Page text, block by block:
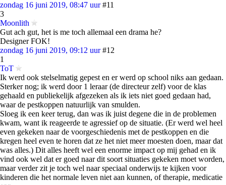
zondag 16 juni 2019, 08:47 uur #11
3
Moonlith
Gut ach gut, het is me toch allemaal een drama he?
Designer FOK!
zondag 16 juni 2019, 09:12 uur #12
1
ToT
Ik werd ook stelselmatig gepest en er werd op school niks aan gedaan.
Sterker nog; ik werd door 1 leraar (de directeur zelf) voor de klas
gehaald en publiekelijk afgezeken als ik iets niet goed gedaan had,
waar de pestkoppen natuurlijk van smulden.
Sloeg ik een keer terug, dan was ik juist degene die in de problemen
kwam, want ik reageerde te agressief op de situatie. (Er werd wel heel
even gekeken naar de voorgeschiedenis met de pestkoppen en die
kregen heel even te horen dat ze het niet meer moesten doen, maar dat
was alles.) Dit alles heeft wel een enorme impact op mij gehad en ik
vind ook wel dat er goed naar dit soort situaties gekeken moet worden,
maar verder zit je toch wel naar speciaal onderwijs te kijken voor
kinderen die het normale leven niet aan kunnen, of therapie, medicatie